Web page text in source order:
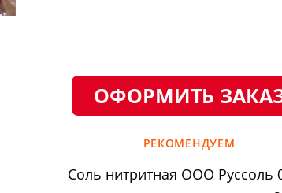
ОФОРМИТЬ
РЕКОМЕНДУЕМ
Соль нитритная ООО Руссоль